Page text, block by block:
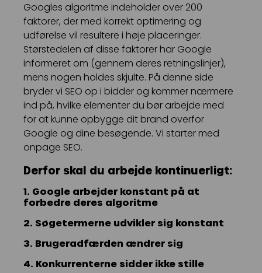
Googles algoritme indeholder over 200
faktorer, der med korrekt optimering og
udførelse vil resultere i høje placeringer.
Størstedelen af disse faktorer har Google
informeret om (gennem deres retningslinjer),
mens nogen holdes skjulte. På denne side
bryder vi SEO op i bidder og kommer nærmere
ind på, hvilke elementer du bør arbejde med
for at kunne opbygge dit brand overfor
Google og dine besøgende. Vi starter med
onpage SEO.
Derfor skal du arbejde kontinuerligt:
1. Google arbejder konstant på at
forbedre deres algoritme
2. Søgetermerne udvikler sig konstant
3. Brugeradfærden ændrer sig
4. Konkurrenterne sidder ikke stille